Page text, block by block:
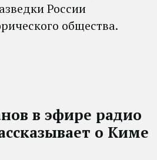
России
общества.
в эфире радио
о Киме